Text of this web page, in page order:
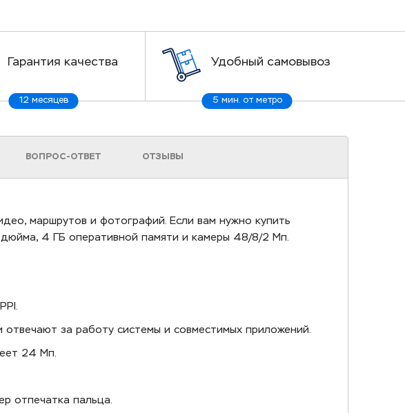
Гарантия качества
12 месяцев
Удобный самовывоз
5 мин. от метро
ВОПРОС-ОТВЕТ ОТЗЫВЫ
маршрутов и фотографий. Если вам нужно купить
4 ГБ оперативной памяти и камеры 48/8/2 Мп.
за работу системы и совместимых приложений.
24 Мп.
отпечатка пальца.